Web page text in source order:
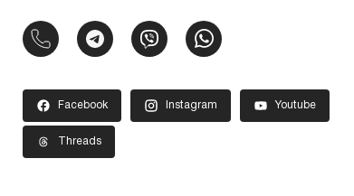
Facebook Instagram Youtube
Threads